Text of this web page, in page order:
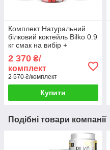
Комплект Натуральний
білковий коктейль Bilko 0.9
кг смак на вибір +
Шейкер
2 370 ₴/
комплект
2 570 ₴/комплект
Купити
Подібні товари компанії